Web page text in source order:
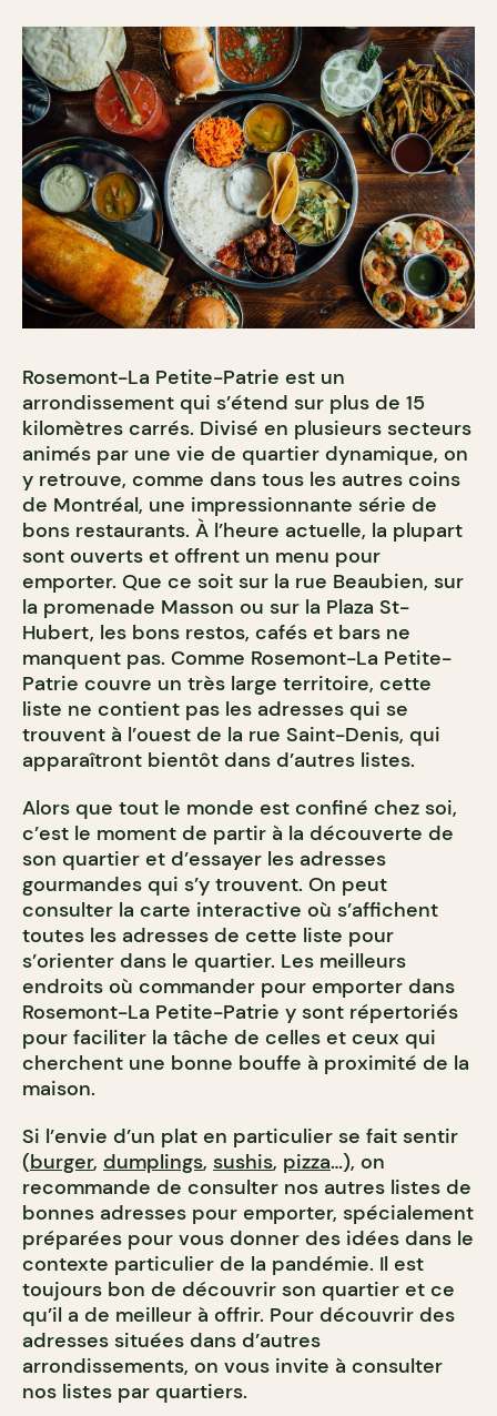
Rosemont-La Petite-Patrie est un
arrondissement qui s’étend sur plus de 15
kilomètres carrés. Divisé en plusieurs secteurs
animés par une vie de quartier dynamique, on
y retrouve, comme dans tous les autres coins
de Montréal, une impressionnante série de
bons restaurants. À l’heure actuelle, la plupart
sont ouverts et offrent un menu pour
emporter. Que ce soit sur la rue Beaubien, sur
la promenade Masson ou sur la Plaza St-
Hubert, les bons restos, cafés et bars ne
manquent pas. Comme Rosemont-La Petite-
Patrie couvre un très large territoire, cette
liste ne contient pas les adresses qui se
trouvent à l’ouest de la rue Saint-Denis, qui
apparaîtront bientôt dans d’autres listes.
Alors que tout le monde est confiné chez soi,
c’est le moment de partir à la découverte de
son quartier et d’essayer les adresses
gourmandes qui s’y trouvent. On peut
consulter la carte interactive où s’affichent
toutes les adresses de cette liste pour
s’orienter dans le quartier. Les meilleurs
endroits où commander pour emporter dans
Rosemont-La Petite-Patrie y sont répertoriés
pour faciliter la tâche de celles et ceux qui
cherchent une bonne bouffe à proximité de la
maison.
Si l’envie d’un plat en particulier se fait sentir
(burger, dumplings, sushis, pizza…), on
recommande de consulter nos autres listes de
bonnes adresses pour emporter, spécialement
préparées pour vous donner des idées dans le
contexte particulier de la pandémie. Il est
toujours bon de découvrir son quartier et ce
qu’il a de meilleur à offrir. Pour découvrir des
adresses situées dans d’autres
arrondissements, on vous invite à consulter
nos listes par quartiers.